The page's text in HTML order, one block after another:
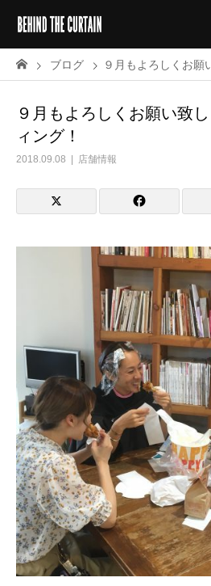
ブログ ９月もよろしくお願い
９月もよろしくお願い致
ィング！
2018.09.08 店舗情報